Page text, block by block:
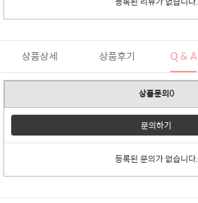
등록된 리뷰가 없습니다.
상품상세 상품후기 Q & A
상품문의0
문의하기
등록된 문의가 없습니다.